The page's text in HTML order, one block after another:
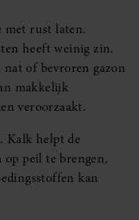
met rust laten.
heeft weinig zin.
of bevroren gazon
makkelijk
veroorzaakt.
Kalk helpt de
peil te brengen,
kan